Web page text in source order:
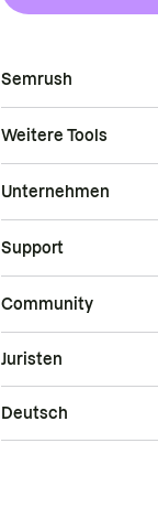
Semrush
Weitere Tools
Unternehmen
Support
Community
Juristen
Deutsch